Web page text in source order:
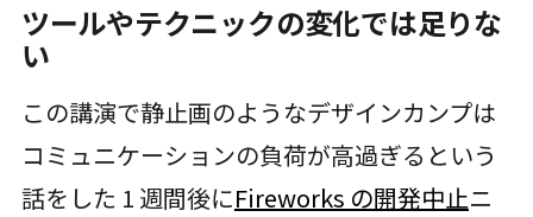
ツールやテクニックの変化では足りな
い
この講演で静止画のようなデザインカンプは
コミュニケーションの負荷が高過ぎるという
話をした 1 週間後にFireworks の開発中止ニ